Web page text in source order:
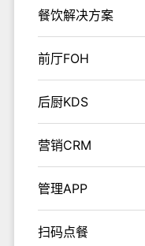
餐饮解决方案
前厅FOH
后厨KDS
营销CRM
管理APP
扫码点餐